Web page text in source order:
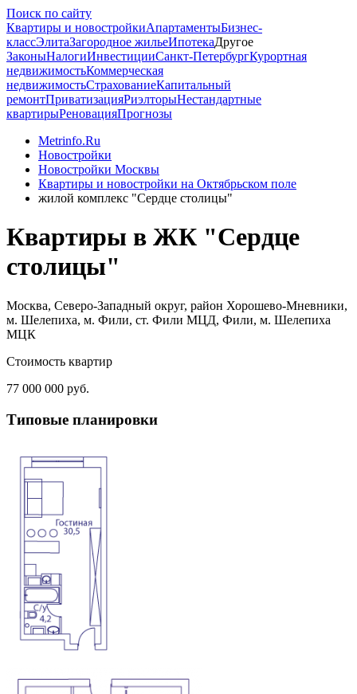
Поиск по сайту
Квартиры и новостройкиАпартаментыБизнес-
классЭлитаЗагородное жильеИпотекаДругое
ЗаконыНалогиИнвестицииСанкт-ПетербургКурортная
недвижимостьКоммерческая
недвижимостьСтрахованиеКапитальный
ремонтПриватизацияРиэлторыНестандартные
квартирыРеновацияПрогнозы
Metrinfo.Ru
Новостройки
Новостройки Москвы
Квартиры и новостройки на Октябрьском поле
жилой комплекс "Сердце столицы"
Квартиры в ЖК "Сердце
столицы"
Москва, Северо-Западный округ, район Хорошево-Мневники,
м. Шелепиха, м. Фили, ст. Фили МЦД, Фили, м. Шелепиха
МЦК
Стоимость квартир
77 000 000 руб.
Типовые планировки